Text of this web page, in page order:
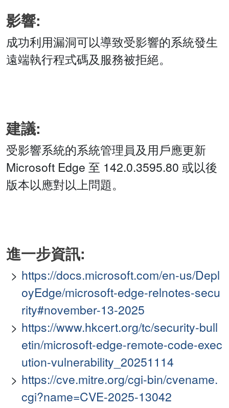
影響:
成功利用漏洞可以導致受影響的系統發生
遠端執行程式碼及服務被拒絕。
建議:
受影響系統的系統管理員及用戶應更新
Microsoft Edge 至 142.0.3595.80 或以後
版本以應對以上問題。
進一步資訊:
https://docs.microsoft.com/en-us/Depl
oyEdge/microsoft-edge-relnotes-secu
rity#november-13-2025
https://www.hkcert.org/tc/security-bull
etin/microsoft-edge-remote-code-exec
ution-vulnerability_20251114
https://cve.mitre.org/cgi-bin/cvename.
cgi?name=CVE-2025-13042